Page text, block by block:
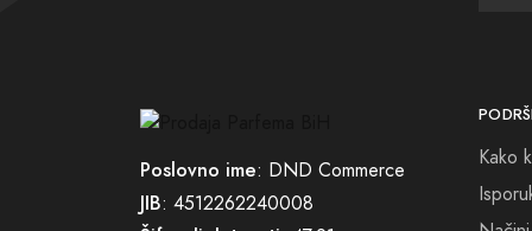
bez
Poslovno ime: DND Commerce
JIB: 4512262240008
Kako